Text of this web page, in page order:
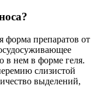
форма препаратов от
в нем в форме геля.
слизистой
выделений,